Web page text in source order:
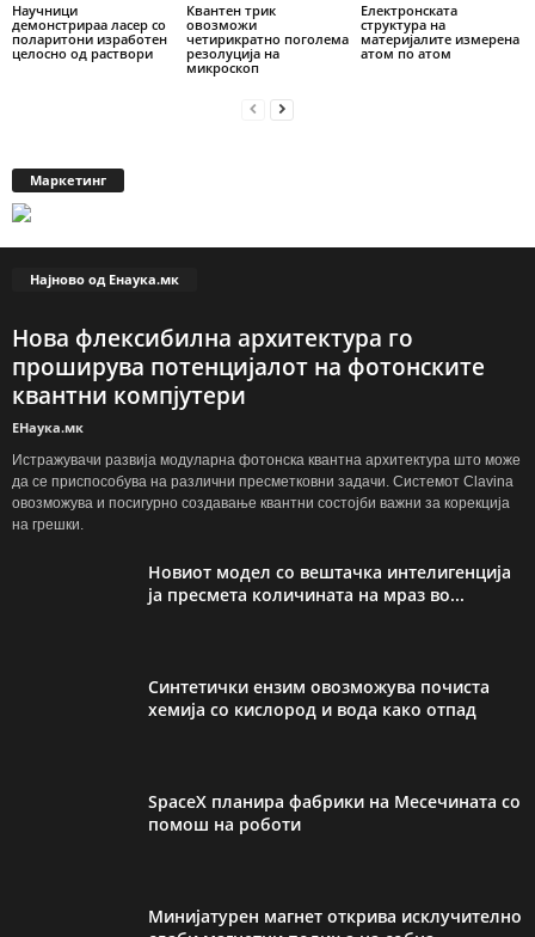
Научници
демонстрираа ласер со
поларитони изработен
целосно од раствори
Квантен трик
овозможи
четирикратно поголема
резолуција на
микроскоп
Електронската
структура на
материјалите измерена
атом по атом
Маркетинг
Најново од Енаука.мк
Нова флексибилна архитектура го
проширува потенцијалот на фотонските
квантни компјутери
ЕНаука.мк
Истражувачи развија модуларна фотонска квантна архитектура што може
да се приспособува на различни пресметковни задачи. Системот Clavina
овозможува и посигурно создавање квантни состојби важни за корекција
на грешки.
Новиот модел со вештачка интелигенција
ја пресмета количината на мраз во...
Синтетички ензим овозможува почиста
хемија со кислород и вода како отпад
SpaceX планира фабрики на Месечината со
помош на роботи
Минијатурен магнет открива исклучително